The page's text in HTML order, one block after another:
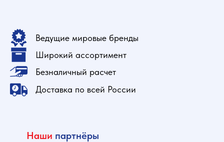
Ведущие мировые бренды
Широкий ассортимент
Безналичный расчет
Доставка по всей России
Наши партнёры